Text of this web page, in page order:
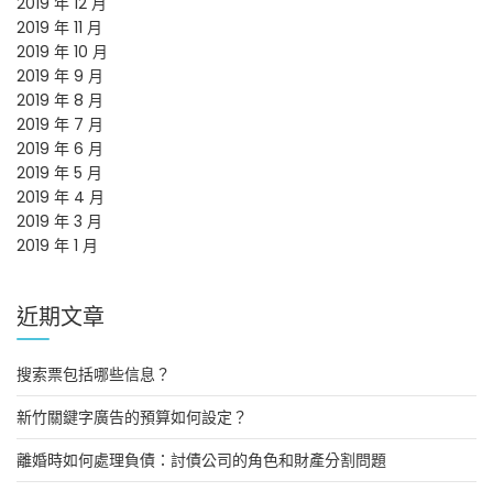
2019 年 11 月
2019 年 10 月
2019 年 9 月
2019 年 8 月
2019 年 7 月
2019 年 6 月
2019 年 5 月
2019 年 4 月
2019 年 3 月
2019 年 1 月
近期文章
搜索票包括哪些信息？
新竹關鍵字廣告的預算如何設定？
離婚時如何處理負債：討債公司的角色和財產分割問題